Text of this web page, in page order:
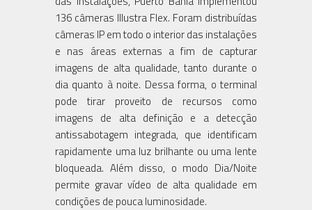
136 câmeras Illustra Flex. Foram distribuídas
câmeras IP em todo o interior das instalações
e nas áreas externas a fim de capturar
imagens de alta qualidade, tanto durante o
dia quanto à noite. Dessa forma, o terminal
pode tirar proveito de recursos como
imagens de alta definição e a detecção
antissabotagem integrada, que identificam
rapidamente uma luz brilhante ou uma lente
bloqueada. Além disso, o modo Dia/Noite
permite gravar vídeo de alta qualidade em
condições de pouca luminosidade.